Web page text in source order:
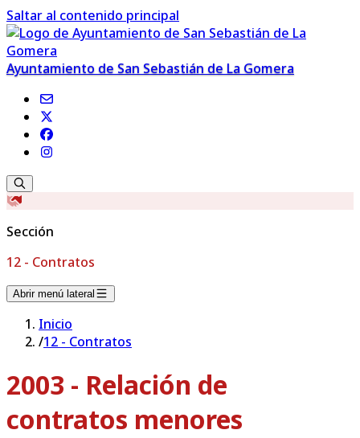
Saltar al contenido principal
Ayuntamiento de San Sebastián de La Gomera
Sección
12 - Contratos
Abrir menú lateral
Inicio
/12 - Contratos
2003 - Relación de
contratos menores